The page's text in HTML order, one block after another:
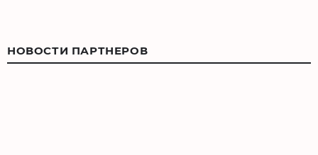
НОВОСТИ ПАРТНЕРОВ